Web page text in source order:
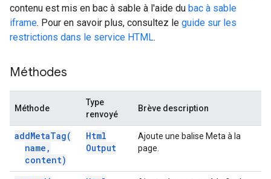
contenu est mis en bac à sable à l'aide du bac à sable
iframe. Pour en savoir plus, consultez le guide sur les
restrictions dans le service HTML.
Méthodes
Méthode
Type
renvoyé
Brève description
addMetaTag(
name ,
content)
Html
Output
Ajoute une balise Meta à la
page.